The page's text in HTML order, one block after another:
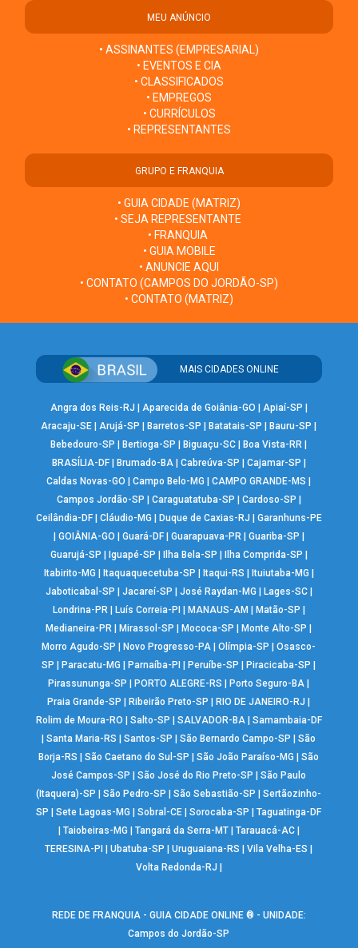
MEU ANÚNCIO
• ASSINANTES (EMPRESARIAL)
• EVENTOS E CIA
• CLASSIFICADOS
• EMPREGOS
• CURRÍCULOS
• REPRESENTANTES
GRUPO E FRANQUIA
• GUIA CIDADE (MATRIZ)
• SEJA REPRESENTANTE
• FRANQUIA
• GUIA MOBILE
• ANUNCIE AQUI
• CONTATO (CAMPOS DO JORDÃO-SP)
• CONTATO (MATRIZ)
MAIS CIDADES ONLINE
Angra dos Reis-RJ Aparecida de Goiânia-GO Apiaí-SP
Aracaju-SE |Arujá-SP Barretos-SP Batatais-SP Bauru-SP
Bebedouro-SP
Bertioga-SP Biguaçu-SC Boa Vista-RR
BRASÍLIA-DF| Brumado-BA| Cabreúva-SP Cajamar-SP
Caldas Novas-GO
|Campo Belo-MG |CAMPO GRANDE-MS
Campos Jordão-SP
Caraguatatuba-SP Cardoso-SP
Ceilândia-DF| Cláudio-MG Duque de Caxias-RJ
Garanhuns-PE
GOIÂNIA-GO Guará-DF| Guarapuava-PR| Guariba-SP
Guarujá-SP
Iguapé-SP Ilha Bela-SP Ilha Comprida-SP
Itabirito-MG
Itaquaquecetuba-SP Itaqui-RS Ituiutaba-MG
Jaboticabal-SP
Jacareí-SP José Raydan-MG Lages-SC|
Londrina-PR| Luís Correia-PI MANAUS-AM Matão-SP
Medianeira-PR
Mirassol-SP Mococa-SP Monte Alto-SP
Morro Agudo-SP
Novo Progresso-PA |Olímpia-SP |Osasco-
SP
Paracatu-MG Parnaíba-PI Peruíbe-SP Piracicaba-SP
Pirassununga-SP
PORTO ALEGRE-RS Porto Seguro-BA
Praia Grande-SP
Ribeirão Preto-SP RIO DE JANEIRO-RJ
Rolim de Moura-RO
Salto-SP SALVADOR-BA| Samambaia-DF
|Santa Maria-RS |Santos-SP |São Bernardo Campo-SP |São
Borja-RS
|São Caetano do Sul-SP |São João Paraíso-MG |São
José Campos-SP
|São José do Rio Preto-SP |São Paulo
(Itaquera)-SP
|São Pedro-SP |São Sebastião-SP |Sertãozinho-
SP
|Sete Lagoas-MG |Sobral-CE |Sorocaba-SP |Taguatinga-DF
Taiobeiras-MG Tangará da Serra-MT| Tarauacá-AC|
TERESINA-PI
|Ubatuba-SP |Uruguaiana-RS |Vila Velha-ES
Volta Redonda-RJ
REDE DE FRANQUIA - GUIA CIDADE ONLINE ® - UNIDADE:
Campos do Jordão-SP